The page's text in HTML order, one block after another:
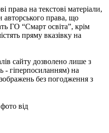
права на текстові матеріали,
авторського права, що
ГО “Смарт освіта”, крім
пряму вказівку на
сайту дозволено лише з
- гіперпосиланням) на
без погодження з
від